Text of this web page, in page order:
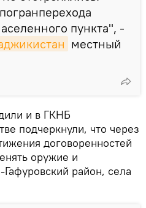
пункта", -
местный
и в ГКНБ
подчеркнули, что через
договоренностей
оружие и
район, села